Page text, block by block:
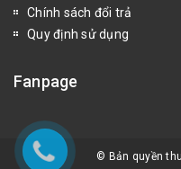
Chính sách đổi trả
Quy định sử dụng
Fanpage
© Bản quyền